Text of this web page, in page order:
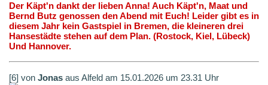
Der Käpt'n dankt der lieben Anna! Auch Käpt'n, Maat und
Bernd Butz genossen den Abend mit Euch! Leider gibt es in
diesem Jahr kein Gastspiel in Bremen, die kleineren drei
Hansestädte stehen auf dem Plan. (Rostock, Kiel, Lübeck)
Und Hannover.
[6] von Jonas aus Alfeld am 15.01.2026 um 23.31 Uhr